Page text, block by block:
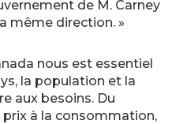
de M. Carney
même direction. »
nous est essentiel
la population et la
aux besoins. Du
prix à la consommation,